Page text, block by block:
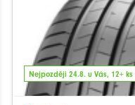
Nejpozději 24.8. u Vás, 12+ ks